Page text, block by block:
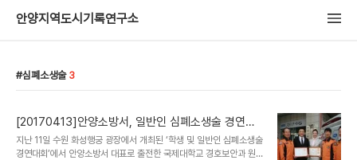
안양지역도시기록연구소
심폐소생술 3
[20170413]안양소방서, 일반인 심폐소생술 경연대
회 우수상
지난 11일 수원 화성행궁 광장에서 개최된 ‘학생 및 일반인 심폐소생술
경연대회’에서 안양소방서 대표로 출전한 국제대학교 경호보안과 원